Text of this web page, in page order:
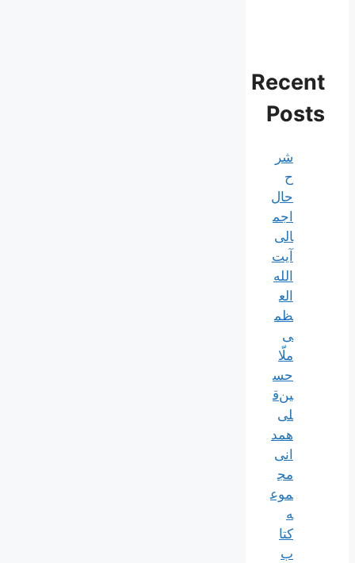
Recent
Posts
شر
ح
حال
اجم
الی
آیت‌
الله‌
الع
ظم
ی
ملّا
حس
ین‌ق
لی
همد
انی
مج
موع
ه
کتا
ب